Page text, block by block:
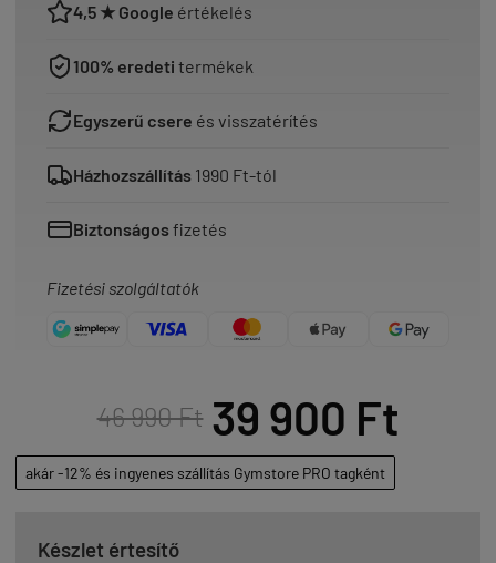
4,5 ★ Google értékelés
100% eredeti termékek
Egyszerű csere és visszatérítés
Házhozszállítás 1990 Ft-tól
Biztonságosfizetés
Fizetési szolgáltatók
46 990 Ft 39 900 Ft
akár -12% és ingyenes szállítás Gymstore PRO tagként
Készlet értesítő